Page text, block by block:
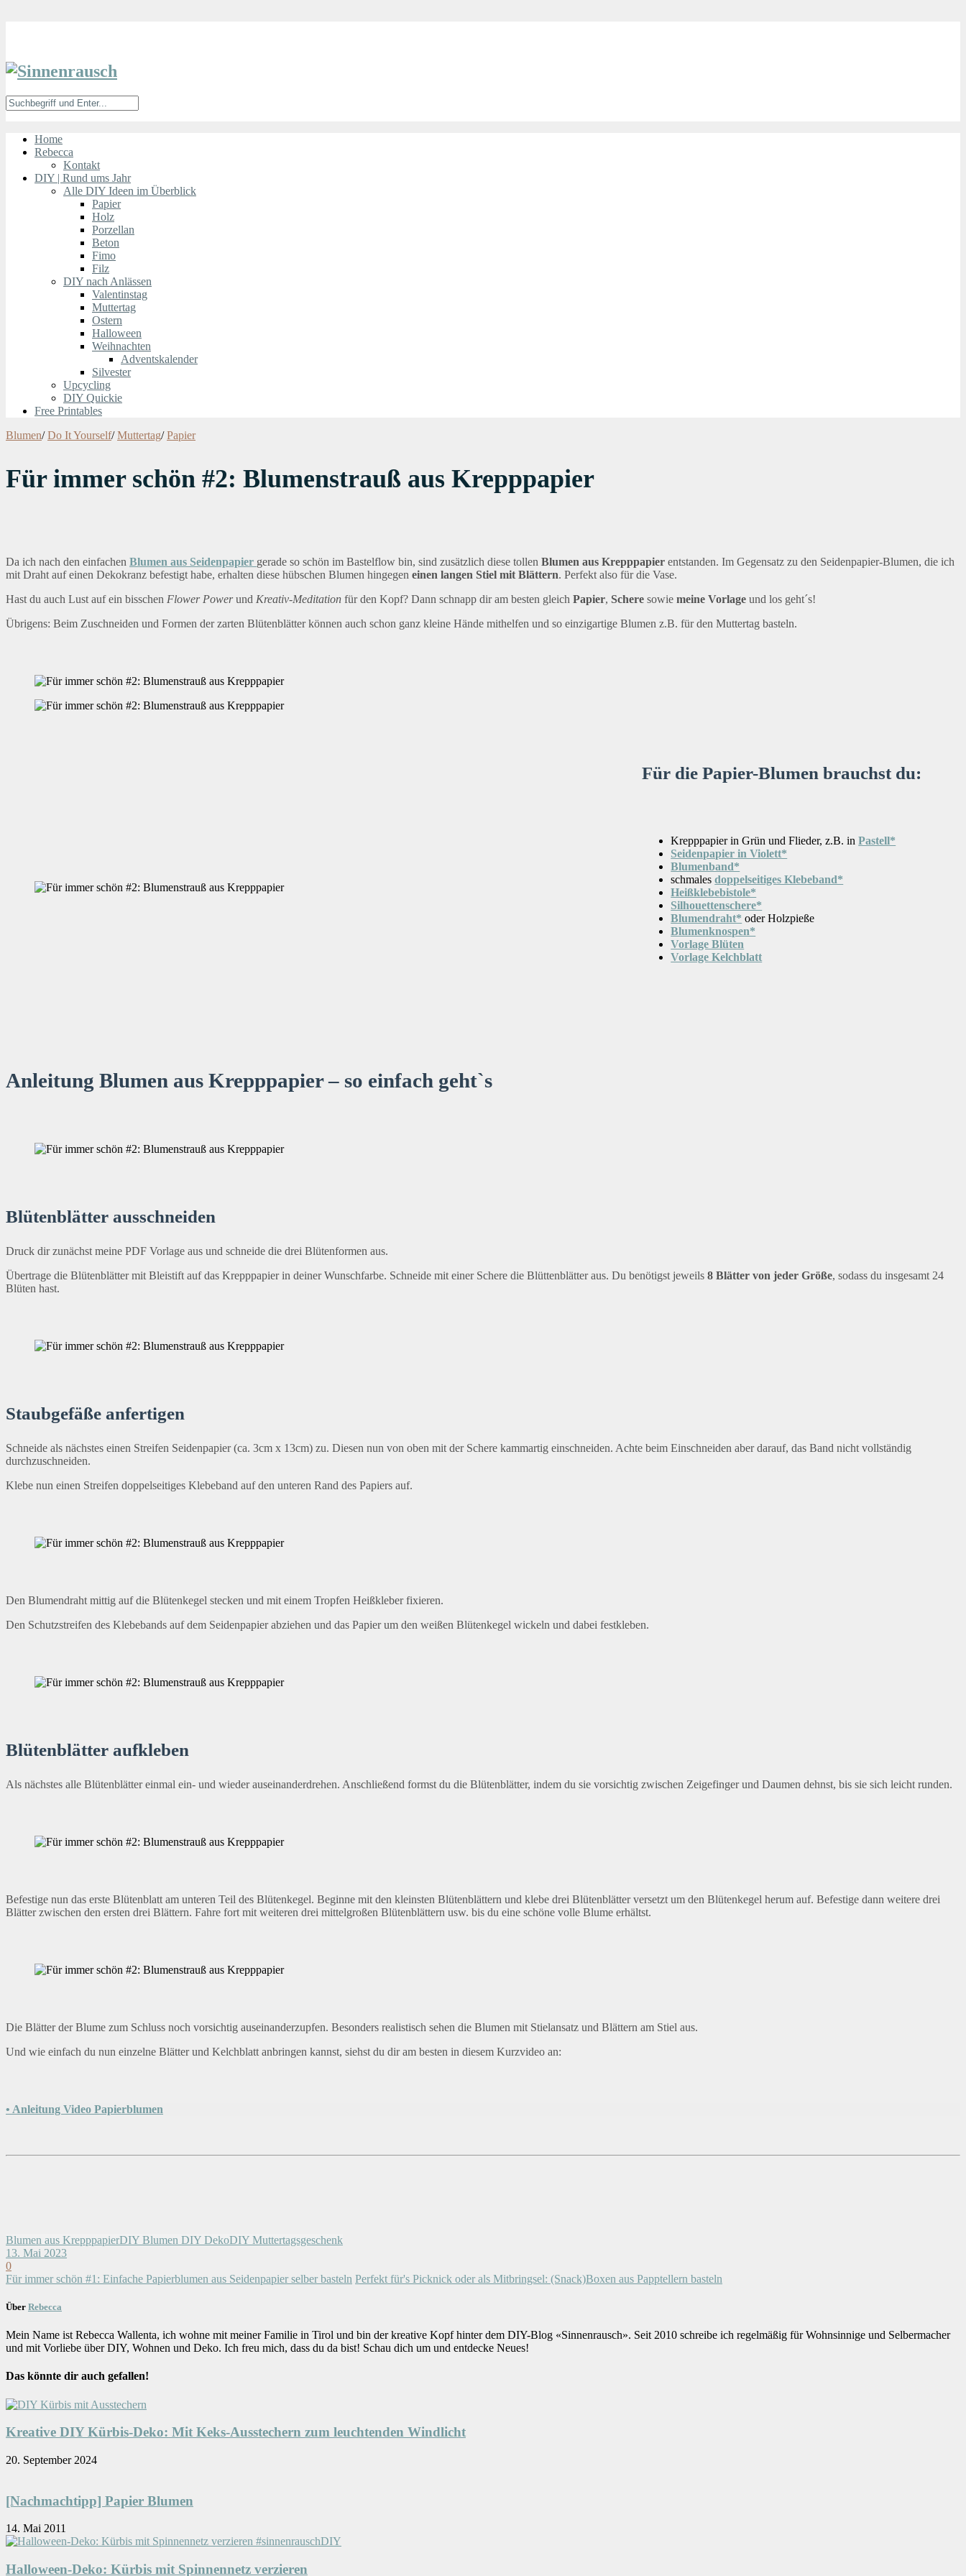
Home
Rebecca
Kontakt
DIY | Rund ums Jahr
Alle DIY Ideen im Überblick
Papier
Holz
Porzellan
Beton
Fimo
Filz
DIY nach Anlässen
Valentinstag
Muttertag
Ostern
Halloween
Weihnachten
Adventskalender
Silvester
Upcycling
DIY Quickie
Free Printables
Blumen/ Do It Yourself/ Muttertag/ Papier
Für immer schön #2: Blumenstrauß aus Krepppapier
Da ich nach den einfachen Blumen aus Seidenpapier gerade so schön im Bastelflow bin, sind zusätzlich diese tollen Blumen aus Krepppapier entstanden. Im Gegensatz zu den Seidenpapier-Blumen, die ich
mit Draht auf einen Dekokranz befestigt habe, erhalten diese hübschen Blumen hingegen einen langen Stiel mit Blättern. Perfekt also für die Vase.
Hast du auch Lust auf ein bisschen Flower Powerund Kreativ-Meditation für den Kopf? Dann schnapp dir am besten gleich Papier, Schere sowie meine Vorlage und los geht´s!
Übrigens: Beim Zuschneiden und Formen der zarten Blütenblätter können auch schon ganz kleine Hände mithelfen und so einzigartige Blumen z.B. für den Muttertag basteln.
Für die Papier-Blumen brauchst du:
Krepppapier in Grün und Flieder, z.B. inPastell*
Seidenpapier in Violett*
Blumenband*
schmalesdoppelseitiges Klebeband*
Heißklebebistole*
Silhouettenschere*
Blumendraht* oder Holzpieße
Blumenknospen*
Vorlage Blüten
Vorlage Kelchblatt
Anleitung Blumen aus Krepppapier – so einfach geht`s
Blütenblätter ausschneiden
Druck dir zunächst meine PDF Vorlage aus und schneide die drei Blütenformen aus.
Übertrage die Blütenblätter mit Bleistift auf das Krepppapier in deiner Wunschfarbe. Schneide mit einer Schere die Blüttenblätter aus. Du benötigst jeweils 8 Blätter von jeder Größe, sodass du insgesamt 24
Blüten hast.
Staubgefäße anfertigen
Schneide als nächstes einen Streifen Seidenpapier (ca. 3cm x 13cm) zu. Diesen nun von oben mit der Schere kammartig einschneiden. Achte beim Einschneiden aber darauf, das Band nicht vollständig
durchzuschneiden.
Klebe nun einen Streifen doppelseitiges Klebeband auf den unteren Rand des Papiers auf.
Den Blumendraht mittig auf die Blütenkegel stecken und mit einem Tropfen Heißkleber fixieren.
Den Schutzstreifen des Klebebands auf dem Seidenpapier abziehen und das Papier um den weißen Blütenkegel wickeln und dabei festkleben.
Blütenblätter aufkleben
Als nächstes alle Blütenblätter einmal ein- und wieder auseinanderdrehen. Anschließend formst du die Blütenblätter, indem du sie vorsichtig zwischen Zeigefinger und Daumen dehnst, bis sie sich leicht runden.
Befestige nun das erste Blütenblatt am unteren Teil des Blütenkegel. Beginne mit den kleinsten Blütenblättern und klebe drei Blütenblätter versetzt um den Blütenkegel herum auf. Befestige dann weitere drei
Blätter zwischen den ersten drei Blättern. Fahre fort mit weiteren drei mittelgroßen Blütenblättern usw. bis du eine schöne volle Blume erhältst.
Die Blätter der Blume zum Schluss noch vorsichtig auseinanderzupfen. Besonders realistisch sehen die Blumen mit Stielansatz und Blättern am Stiel aus.
Und wie einfach du nun einzelne Blätter und Kelchblatt anbringen kannst, siehst du dir am besten in diesem Kurzvideo an:
• Anleitung Video Papierblumen
Blumen aus KrepppapierDIY Blumen DIY DekoDIY Muttertagsgeschenk
13. Mai 2023
0
Für immer schön #1: Einfache Papierblumen aus Seidenpapier selber basteln Perfekt für's Picknick oder als Mitbringsel: (Snack)Boxen aus Papptellern basteln
Über Rebecca
Mein Name ist Rebecca Wallenta, ich wohne mit meiner Familie in Tirol und bin der kreative Kopf hinter dem DIY-Blog «Sinnenrausch». Seit 2010 schreibe ich regelmäßig für Wohnsinnige und Selbermacher
und mit Vorliebe über DIY, Wohnen und Deko. Ich freu mich, dass du da bist! Schau dich um und entdecke Neues!
Das könnte dir auch gefallen!
Kreative DIY Kürbis-Deko: Mit Keks-Ausstechern zum leuchtenden Windlicht
20. September 2024
[Nachmachtipp] Papier Blumen
14. Mai 2011
Halloween-Deko: Kürbis mit Spinnennetz verzieren